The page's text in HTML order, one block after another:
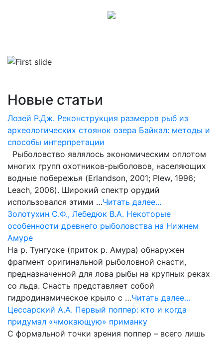
Новые статьи
Лозей Р.Дж. Реконструкция размеров рыб из
археологических стоянок озера Байкал: методы и
способы интерпретации
Рыболовство являлось экономическим оплотом
многих групп охотников-рыболовов, населяющих
водные побережья (Erlandson, 2001; Plew, 1996;
Leach, 2006). Широкий спектр орудий
использовался этими …Читать далее...
Золотухин С.Ф., Лебедюк В.А. Некоторые
особенности древнего рыболовства на Нижнем
Амуре
На р. Тунгуске (приток р. Амура) обнаружен
фрагмент оригинальной рыболовной снасти,
предназначенной для лова рыбы на крупных реках
со льда. Снасть представляет собой
гидродинамическое крыло с …Читать далее...
Цессарский А.А. Первый поппер: кто и когда
придумал «чмокающую» приманку
С формальной точки зрения поппер – всего лишь